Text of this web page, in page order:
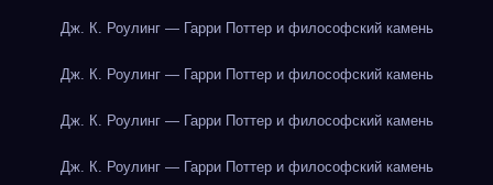
Дж. К. Роулинг — Гарри Поттер и философский камень
Дж. К. Роулинг — Гарри Поттер и философский камень
Дж. К. Роулинг — Гарри Поттер и философский камень
Дж. К. Роулинг — Гарри Поттер и философский камень